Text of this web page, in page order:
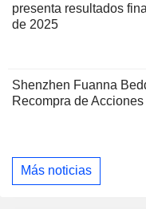
presenta resultados
de 2025
Shenzhen Fuanna
Recompra de
Más noticias